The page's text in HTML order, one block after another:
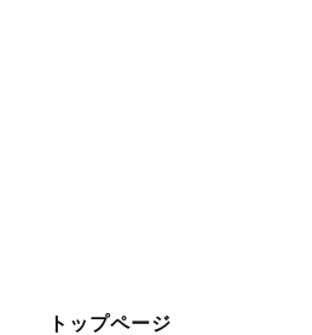
トップページ